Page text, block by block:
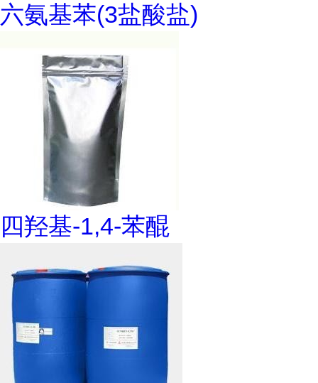
六氨基苯(3盐酸盐)
四羟基-1,4-苯醌